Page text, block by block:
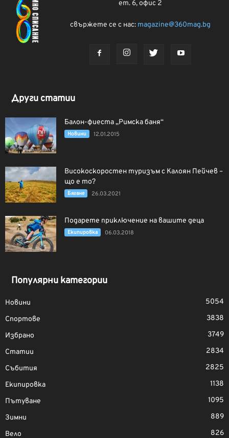
ет. 6, офис 2
свържете се с нас: magazine@360mag.bg
Други статии
Балон-фиеста „Римска баня“
Новини 12.01.2015
Високоскоростен туризъм с Калоян Пейчев –
що е то?
Бягане 26.03.2021
Подарете приключение на вашите деца
Екипировка 06.03.2018
Популярни категории
Новини
5054
Спортове
3838
Избрано
3749
Статии
2834
Събития
2825
Екипировка
1138
Пътуване
1095
Зимни
889
Вело
826